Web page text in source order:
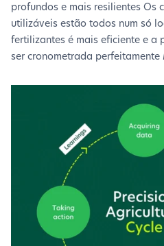
profundos e mais resilientes Os
utilizáveis estão todos num só
fertilizantes é mais eficiente e a
ser cronometrada